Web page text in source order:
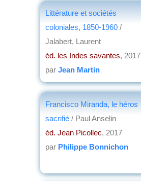
Littérature et sociétés
coloniales, 1850-1960 /
Jalabert, Laurent
éd. les Indes savantes, 2017
par Jean Martin
Francisco Miranda, le héros
sacrifié / Paul Anselin
éd. Jean Picollec, 2017
par Philippe Bonnichon